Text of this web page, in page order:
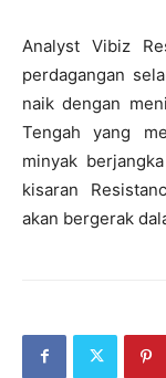
Analyst Vibiz
perdagangan
naik dengan
Tengah yang
minyak
kisaran
akan bergerak